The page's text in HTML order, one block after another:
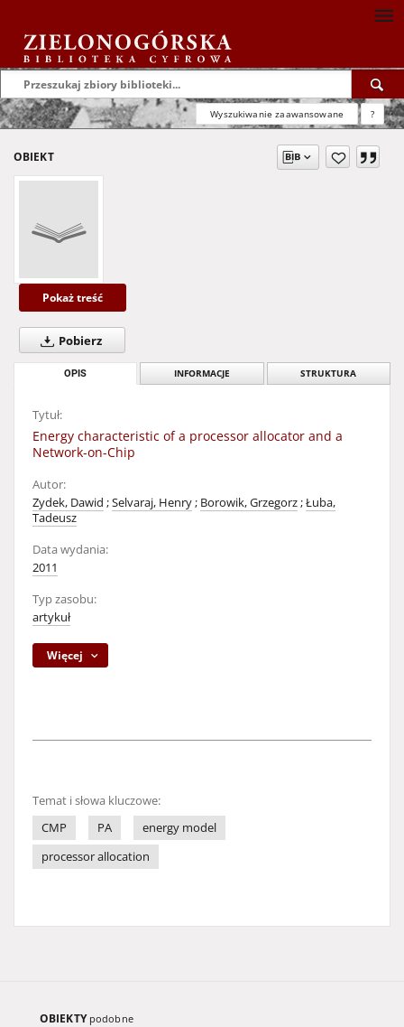
Wyszukiwanie zaawansowane ?
OBIEKT
Pokaż treść
Pobierz
OPIS INFORMACJE STRUKTURA
Tytuł:
Energy characteristic of a processor allocator and a
Network-on-Chip
Autor:
Zydek, Dawid ;Selvaraj, Henry; Borowik, Grzegorz;Łuba,
Tadeusz
Data wydania:
2011
Typ zasobu:
artykuł
Więcej
Temat i słowa kluczowe:
CMP
PA
energy model
processor allocation
OBIEKTY podobne